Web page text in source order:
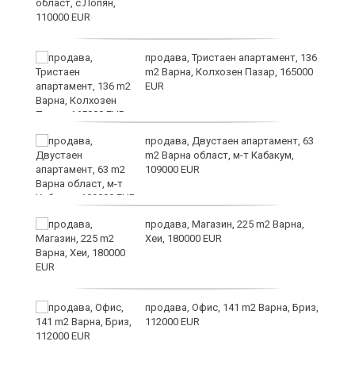
продава, Тристаен апартамент, 136
m2 Варна, Колхозен Пазар, 165000
EUR
продава, Двустаен апартамент, 63
m2 Варна област, м-т Кабакум,
109000 EUR
продава, Магазин, 225 m2 Варна,
Хеи, 180000 EUR
продава, Офис, 141 m2 Варна, Бриз,
112000 EUR